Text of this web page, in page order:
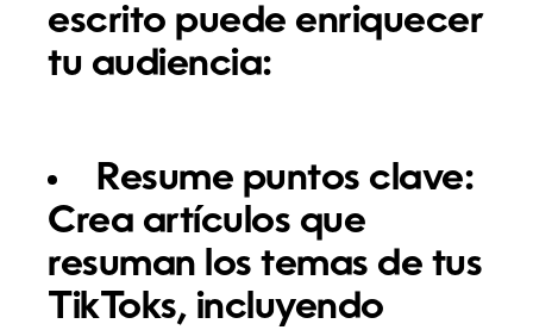
escrito puede enriquecer
tu audiencia:
Resume puntos clave:
Crea artículos que
resuman los temas de tus
TikToks, incluyendo